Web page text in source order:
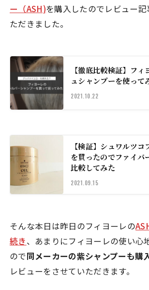
ー（ASH)を購入したのでレビュー
ただきました。
【徹底比較検証】フ
ュシャンプーを使って
2021.10.22
【検証】シュワルツコ
を買ったのでファイバ
比較してみた
2021.09.15
そんな本日は昨日のフィヨーレの
続き、あまりにフィヨーレの使い心
ので同メーカーの紫シャンプーも購
レビューをさせていただきます。